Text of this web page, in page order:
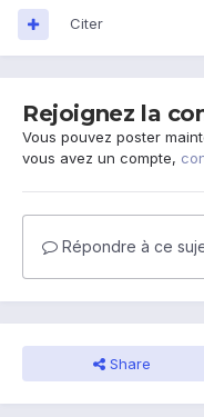
Citer
Rejoignez la
Vous pouvez poster
vous avez un compte,
Répondre à ce
Share